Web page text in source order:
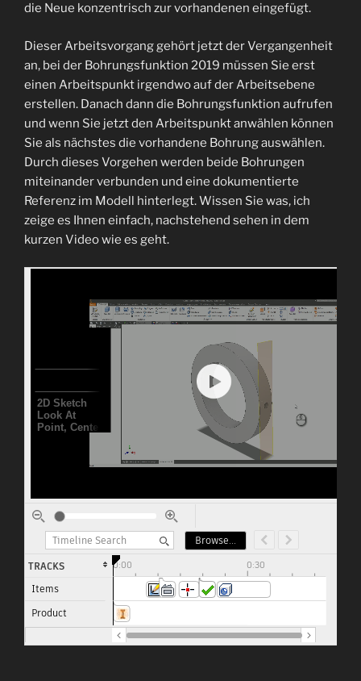
die Neue konzentrisch zur vorhandenen eingefügt.
Dieser Arbeitsvorgang gehört jetzt der Vergangenheit
an, bei der Bohrungsfunktion 2019 müssen Sie erst
einen Arbeitspunkt irgendwo auf der Arbeitsebene
erstellen. Danach dann die Bohrungsfunktion aufrufen
und wenn Sie jetzt den Arbeitspunkt anwählen können
Sie als nächstes die vorhandene Bohrung auswählen.
Durch dieses Vorgehen werden beide Bohrungen
miteinander verbunden und eine dokumentierte
Referenz im Modell hinterlegt. Wissen Sie was, ich
zeige es Ihnen einfach, nachstehend sehen in dem
kurzen Video wie es geht.